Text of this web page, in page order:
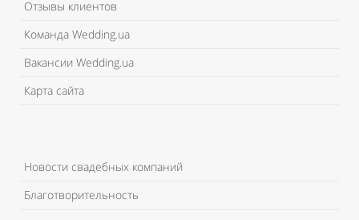
Отзывы клиентов
Команда Wedding.ua
Вакансии Wedding.ua
Карта сайта
Новости свадебных компаний
Благотворительность